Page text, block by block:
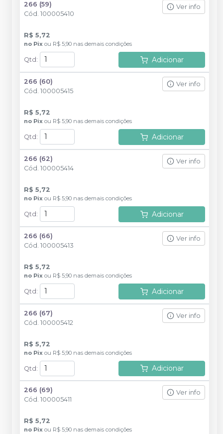
266 (59)
Cód. 100005410
Ver info
R$ 5,72
no Pix ou R$ 5,90 nas demais condições
Qtd : Adicionar
266 (60)
Cód. 100005415
Ver info
R$ 5,72
no Pix ou R$ 5,90 nas demais condições
Qtd : Adicionar
266 (62)
Cód. 100005414
Ver info
R$ 5,72
no Pix ou R$ 5,90 nas demais condições
Qtd : Adicionar
266 (66)
Cód. 100005413
Ver info
R$ 5,72
no Pix ou R$ 5,90 nas demais condições
Qtd: Adicionar
266 (67)
Cód. 100005412
Ver info
R$ 5,72
no Pix ou R$ 5,90 nas demais condições
Qtd: Adicionar
266 (69)
Cód. 100005411
Ver info
R$ 5,72
no Pix ou R$ 5,90 nas demais condições